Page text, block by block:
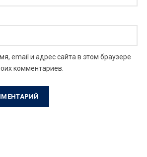
email и адрес сайта в этом браузере
комментариев.